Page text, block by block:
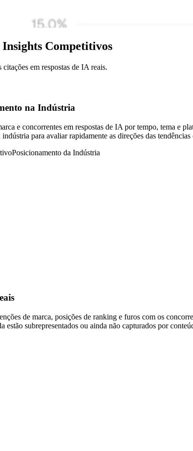
Insights Competitivos
em respostas de IA reais.
na Indústria
e concorrentes em respostas de IA por tempo, tema e
para avaliar rapidamente as direções das
Posicionamento da Indústria
de marca, posições de ranking e furos com os
subrepresentados ou ainda não capturados por